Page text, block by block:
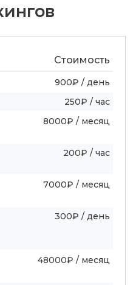
Стоимость
900₽ / день
250₽ / час
8000₽ / месяц
200₽ / час
7000₽ / месяц
300₽ / день
48000₽ / месяц